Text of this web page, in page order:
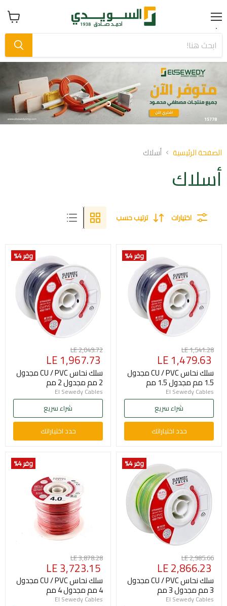
Menu عرض
سلة
Slide
1
Slide
Slide
الصفحة الرئيسية أسلاك
أسلاك
اختيارات ترتيب حسب
وفر 4 %
السعر
الأصلي
LE 1,541.28
السعر
الحالي
LE 1,479.63
سلك نحاس CU / PVC مجدول
1.5 مم مجدول 1.5 مم
El Sewedy Cables
شراء سريع
حدد اختياراتك
وفر 4 %
السعر
الأصلي
LE 2,049.72
السعر
الحالي
LE 1,967.73
سلك نحاس CU / PVC مجدول
2 مم مجدول 2 مم
El Sewedy Cables
شراء سريع
حدد اختياراتك
وفر 4 %
السعر
الأصلي
LE 2,985.66
السعر
الحالي
LE 2,866.23
سلك نحاس CU / PVC مجدول
3 مم مجدول 3 مم
El Sewedy Cables
وفر 4 %
السعر
الأصلي
LE 3,878.28
السعر
الحالي
LE 3,723.15
سلك نحاس CU / PVC مجدول
4 مم مجدول 4 مم
El Sewedy Cables